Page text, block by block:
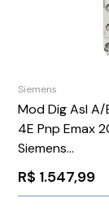
Siemens
Mod Dig AsI A/
4E Pnp Emax
Siemens
R$ 1.547,99